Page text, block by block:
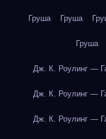
Груша Груша
Груша
Дж. К. Роулинг —
Дж. К. Роулинг —
Дж. К. Роулинг —